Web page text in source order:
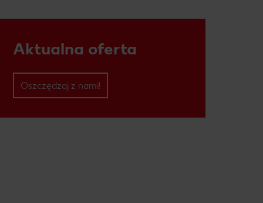
Aktualna oferta
Oszczędzaj z nami!